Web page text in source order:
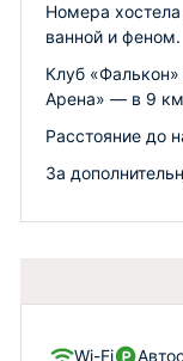
Номера
ванной и феном.
Клуб
Арена» — в 9
Расстояние до
За
Wi-Fi